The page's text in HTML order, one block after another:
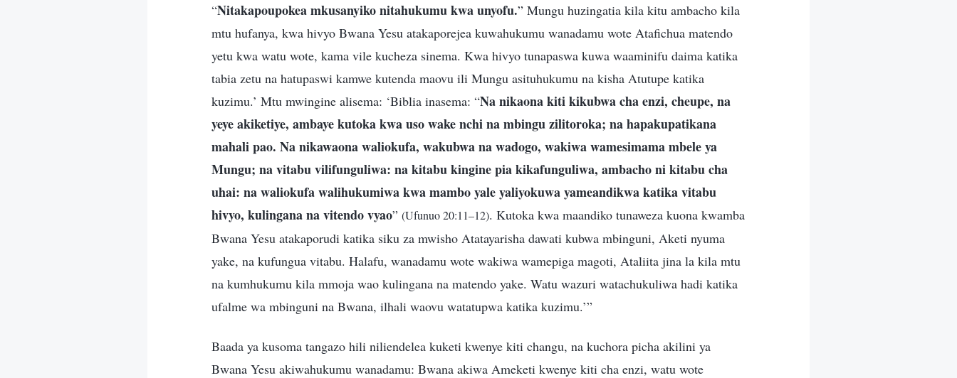
“Nitakapoupokea mkusanyiko nitahukumu kwa unyofu.” Mungu huzingatia kila kitu ambacho kila
mtu hufanya, kwa hivyo Bwana Yesu atakaporejea kuwahukumu wanadamu wote Atafichua matendo
yetu kwa watu wote, kama vile kucheza sinema. Kwa hivyo tunapaswa kuwa waaminifu daima katika
tabia zetu na hatupaswi kamwe kutenda maovu ili Mungu asituhukumu na kisha Atutupe katika
kuzimu.’ Mtu mwingine alisema: ‘Biblia inasema: “Na nikaona kiti kikubwa cha enzi, cheupe, na
yeye akiketiye, ambaye kutoka kwa uso wake nchi na mbingu zilitoroka; na hapakupatikana
mahali pao. Na nikawaona waliokufa, wakubwa na wadogo, wakiwa wamesimama mbele ya
Mungu; na vitabu vilifunguliwa: na kitabu kingine pia kikafunguliwa, ambacho ni kitabu cha
uhai: na waliokufa walihukumiwa kwa mambo yale yaliyokuwa yameandikwa katika vitabu
hivyo, kulingana na vitendo vyao” (Ufunuo 20:11–12). Kutoka kwa maandiko tunaweza kuona kwamba
Bwana Yesu atakaporudi katika siku za mwisho Atatayarisha dawati kubwa mbinguni, Aketi nyuma
yake, na kufungua vitabu. Halafu, wanadamu wote wakiwa wamepiga magoti, Ataliita jina la kila mtu
na kumhukumu kila mmoja wao kulingana na matendo yake. Watu wazuri watachukuliwa hadi katika
ufalme wa mbinguni na Bwana, ilhali waovu watatupwa katika kuzimu.’”
Baada ya kusoma tangazo hili niliendelea kuketi kwenye kiti changu, na kuchora picha akilini ya
Bwana Yesu akiwahukumu wanadamu: Bwana akiwa Ameketi kwenye kiti cha enzi, watu wote